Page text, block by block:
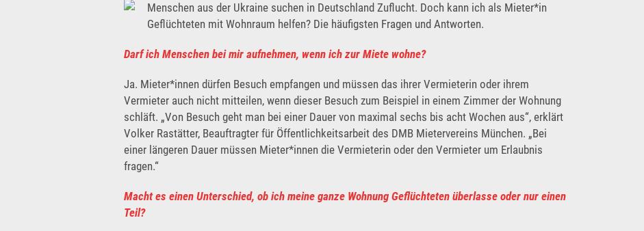
Rechtsberatung
Rechtsschutz
Häufige Fragen/FAQs
Karriere
Menschen aus der Ukraine suchen in Deutschland Zuflucht. Doch kann ich als Mieter*in
Geflüchteten mit Wohnraum helfen? Die häufigsten Fragen und Antworten.
Darf ich Menschen bei mir aufnehmen, wenn ich zur Miete wohne?
Ja. Mieter*innen dürfen Besuch empfangen und müssen das ihrer Vermieterin oder ihrem
Vermieter auch nicht mitteilen, wenn dieser Besuch zum Beispiel in einem Zimmer der Wohnung
schläft. „Von Besuch geht man bei einer Dauer von maximal sechs bis acht Wochen aus“, erklärt
Volker Rastätter, Beauftragter für Öffentlichkeitsarbeit des DMB Mietervereins München. „Bei
einer längeren Dauer müssen Mieter*innen die Vermieterin oder den Vermieter um Erlaubnis
fragen.“
Macht es einen Unterschied, ob ich meine ganze Wohnung Geflüchteten überlasse oder nur einen
Teil?